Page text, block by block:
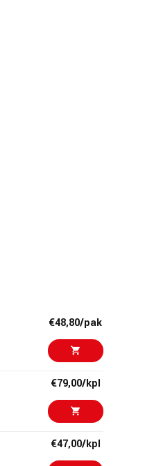
€48,80/pak
€79,00/kpl
€47,00/kpl